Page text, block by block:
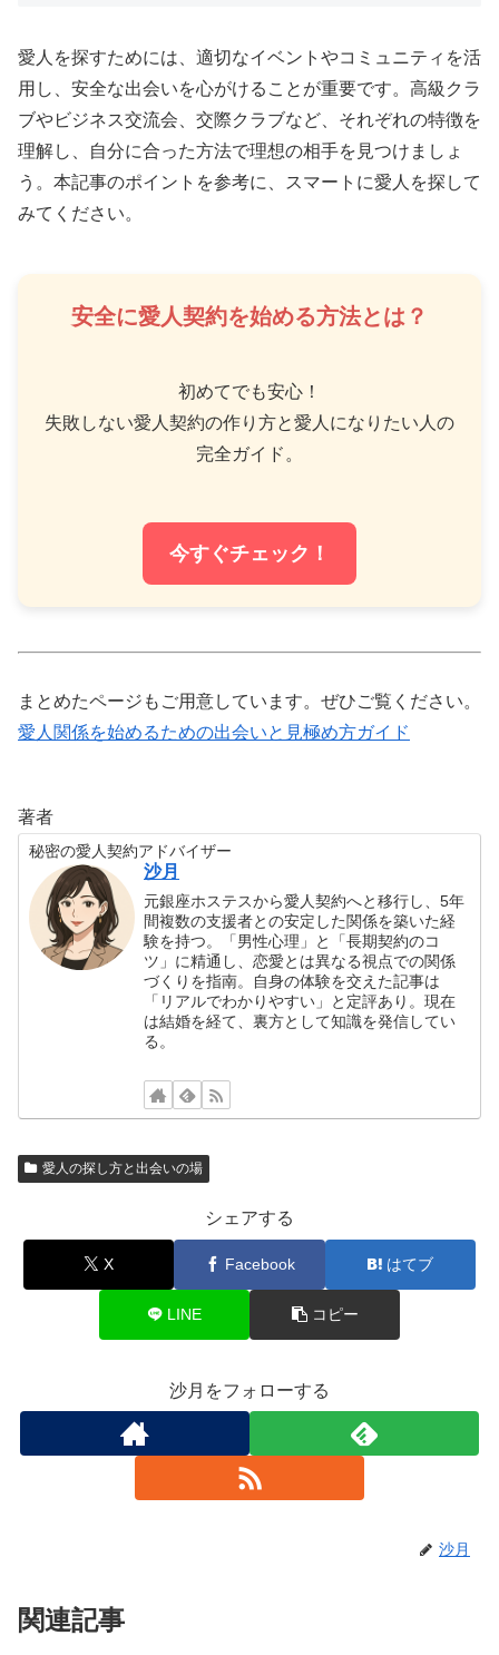
愛人を探すためには、適切なイベントやコミュニティを活
用し、安全な出会いを心がけることが重要です。高級クラ
ブやビジネス交流会、交際クラブなど、それぞれの特徴を
理解し、自分に合った方法で理想の相手を見つけましょ
う。本記事のポイントを参考に、スマートに愛人を探して
みてください。
安全に愛人契約を始める方法とは？
初めてでも安心！
失敗しない愛人契約の作り方と愛人になりたい人の
完全ガイド。
今すぐチェック！
まとめたページもご用意しています。ぜひご覧ください。
愛人関係を始めるための出会いと見極め方ガイド
著者
秘密の愛人契約アドバイザー
沙月
元銀座ホステスから愛人契約へと移行し、5年
間複数の支援者との安定した関係を築いた経
験を持つ。「男性心理」と「長期契約のコ
ツ」に精通し、恋愛とは異なる視点での関係
づくりを指南。自身の体験を交えた記事は
「リアルでわかりやすい」と定評あり。現在
は結婚を経て、裏方として知識を発信してい
る。
愛人の探し方と出会いの場
シェアする
X Facebook はてブ
LINE コピー
沙月をフォローする
沙月
関連記事